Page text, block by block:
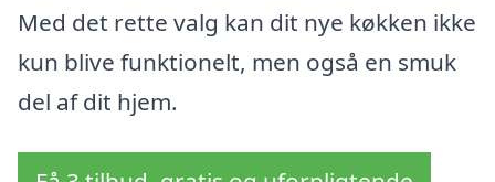
Med det rette valg kan dit nye køkken ikke
kun blive funktionelt, men også en smuk
del af dit hjem.